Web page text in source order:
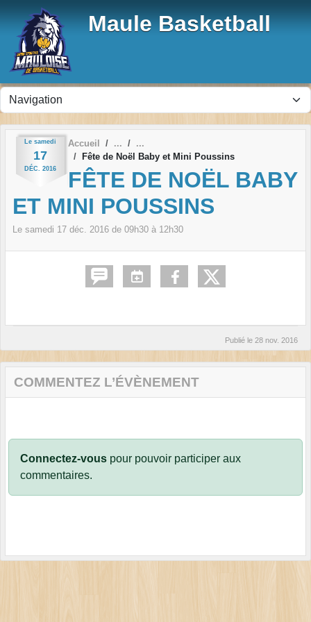
Maule Basketball
Le samedi
17
DÉC. 2016
Accueil
Fête de Noël Baby et Mini Poussins
FÊTE DE NOËL BABY
ET MINI POUSSINS
Le samedi 17 déc. 2016 de 09h30 à 12h30
Publié le 28 nov. 2016
COMMENTEZ L’ÉVÈNEMENT
Connectez-vous pour pouvoir participer aux
commentaires.
Panneau de gestion des cookies